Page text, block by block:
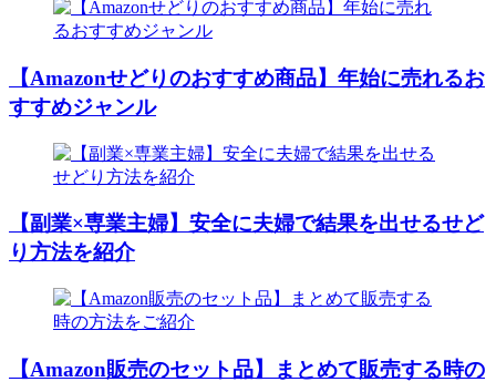
【Amazonせどりのおすすめ商品】年始に売れるお
すすめジャンル
【副業×専業主婦】安全に夫婦で結果を出せるせど
り方法を紹介
【Amazon販売のセット品】まとめて販売する時の